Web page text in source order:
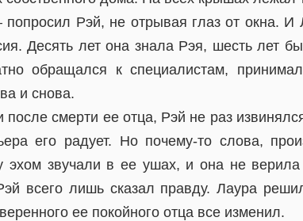
Рэй, не отрывая глаз от окна. И
Десять лет она знала Рэя, шесть лет
обращался к специалистам,
и снова.
смерти ее отца, Рэй не раз
его радует. Но почему-то слова,
эхом звучали в ее ушах, и она не
всего лишь сказал правду. Лаура
ее покойного отца все изменил.